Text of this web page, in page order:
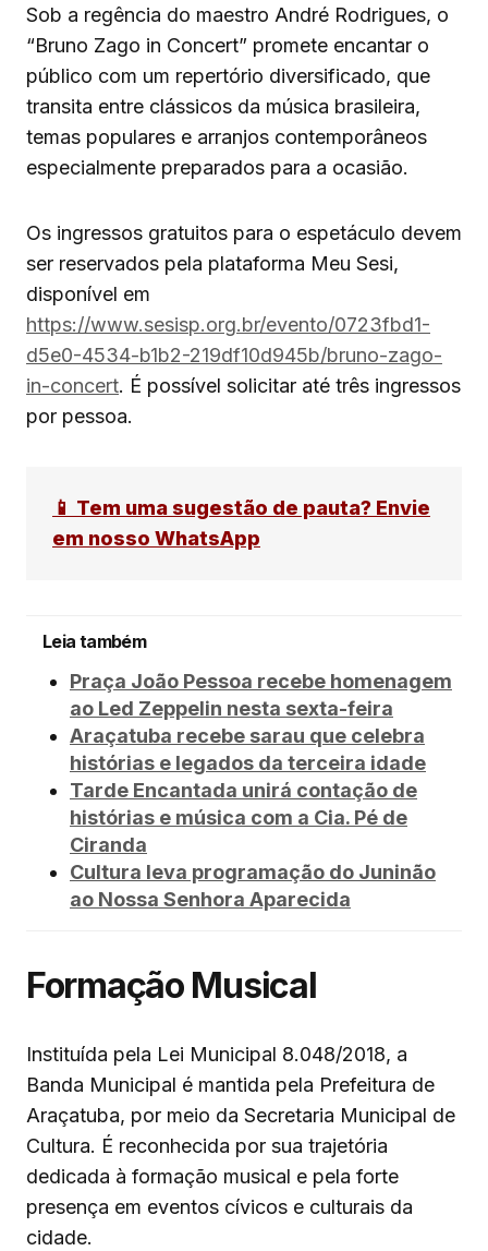
Sob a regência do maestro André Rodrigues, o
“Bruno Zago in Concert” promete encantar o
público com um repertório diversificado, que
transita entre clássicos da música brasileira,
temas populares e arranjos contemporâneos
especialmente preparados para a ocasião.
Os ingressos gratuitos para o espetáculo devem
ser reservados pela plataforma Meu Sesi,
disponível em
https://www.sesisp.org.br/evento/0723fbd1-
d5e0-4534-b1b2-219df10d945b/bruno-zago-
in-concert. É possível solicitar até três ingressos
por pessoa.
📱 Tem uma sugestão de pauta? Envie
em nosso WhatsApp
Leia também
Praça João Pessoa recebe homenagem
ao Led Zeppelin nesta sexta-feira
Araçatuba recebe sarau que celebra
histórias e legados da terceira idade
Tarde Encantada unirá contação de
histórias e música com a Cia. Pé de
Ciranda
Cultura leva programação do Juninão
ao Nossa Senhora Aparecida
Formação Musical
Instituída pela Lei Municipal 8.048/2018, a
Banda Municipal é mantida pela Prefeitura de
Araçatuba, por meio da Secretaria Municipal de
Cultura. É reconhecida por sua trajetória
dedicada à formação musical e pela forte
presença em eventos cívicos e culturais da
cidade.